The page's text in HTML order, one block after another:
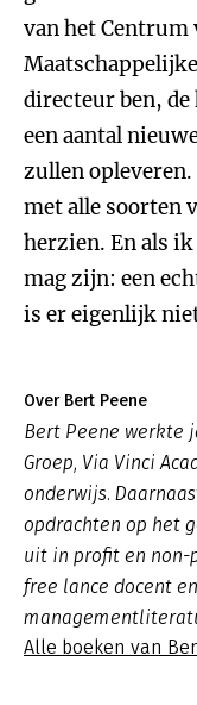
van het Centrum
directeur ben,
een aantal
zullen
met alle soorten
herzien. En als
mag zijn: een
is er eigenlijk
Over Bert Peene
Bert Peene werkte
Groep, Via Vinci
onderwijs.
opdrachten op het
uit in profit en non-
free lance docent
Alle boeken van